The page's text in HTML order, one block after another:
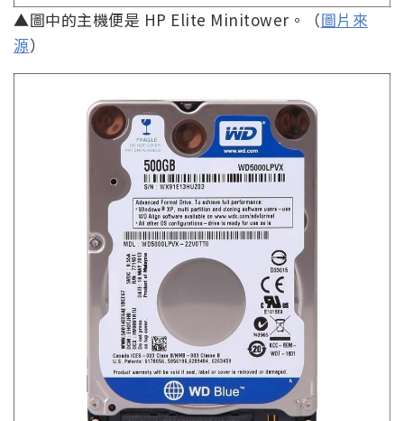
▲圖中的主機便是 HP Elite Minitower。（圖片來
源）